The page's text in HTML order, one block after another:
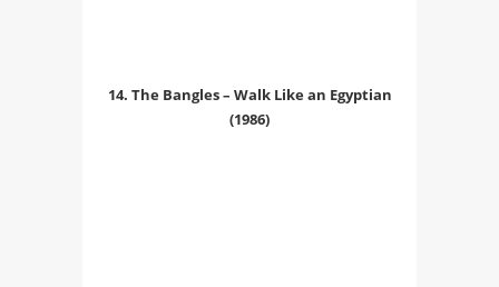
14. The Bangles – Walk Like an Egyptian
(1986)